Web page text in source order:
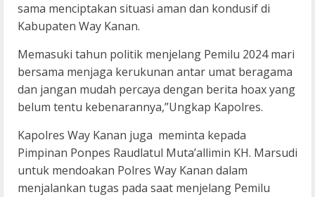
sama menciptakan situasi aman dan kondusif di
Kabupaten Way Kanan.
Memasuki tahun politik menjelang Pemilu 2024 mari
bersama menjaga kerukunan antar umat beragama
dan jangan mudah percaya dengan berita hoax yang
belum tentu kebenarannya,”Ungkap Kapolres.
Kapolres Way Kanan juga meminta kepada
Pimpinan Ponpes Raudlatul Muta’allimin KH. Marsudi
untuk mendoakan Polres Way Kanan dalam
menjalankan tugas pada saat menjelang Pemilu